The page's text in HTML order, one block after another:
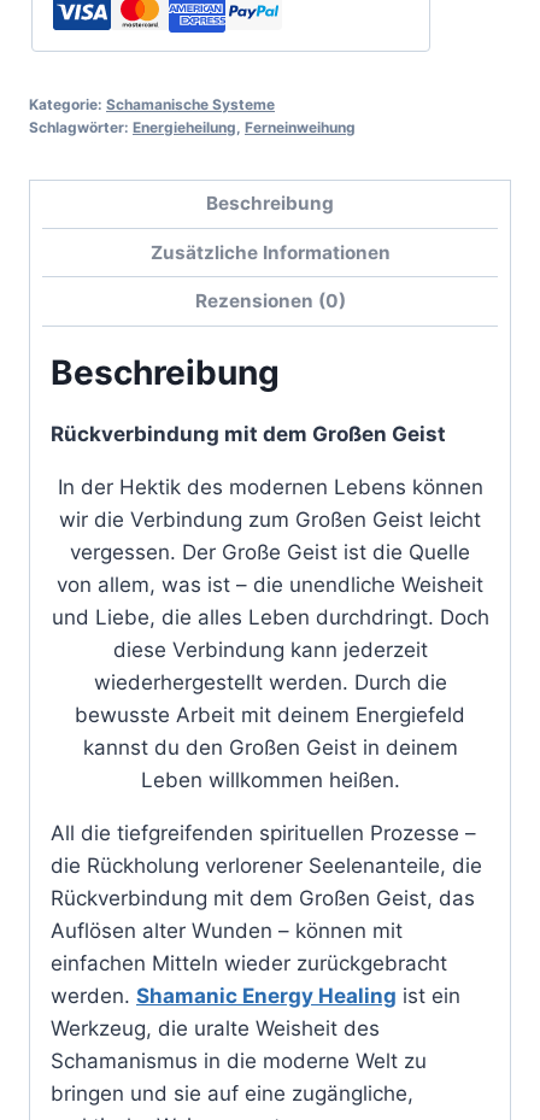
Kategorie: Schamanische Systeme
Schlagwörter: Energieheilung Ferneinweihung
Beschreibung
Zusätzliche Informationen
Rezensionen (0)
Beschreibung
Rückverbindung mit dem Großen Geist
In der Hektik des modernen Lebens können
wir die Verbindung zum Großen Geist leicht
vergessen. Der Große Geist ist die Quelle
von allem, was ist – die unendliche Weisheit
und Liebe, die alles Leben durchdringt. Doch
diese Verbindung kann jederzeit
wiederhergestellt werden. Durch die
bewusste Arbeit mit deinem Energiefeld
kannst du den Großen Geist in deinem
Leben willkommen heißen.
All die tiefgreifenden spirituellen Prozesse –
die Rückholung verlorener Seelenanteile, die
Rückverbindung mit dem Großen Geist, das
Auflösen alter Wunden – können mit
einfachen Mitteln wieder zurückgebracht
werden. Shamanic Energy Healing ist ein
Werkzeug, die uralte Weisheit des
Schamanismus in die moderne Welt zu
bringen und sie auf eine zugängliche,